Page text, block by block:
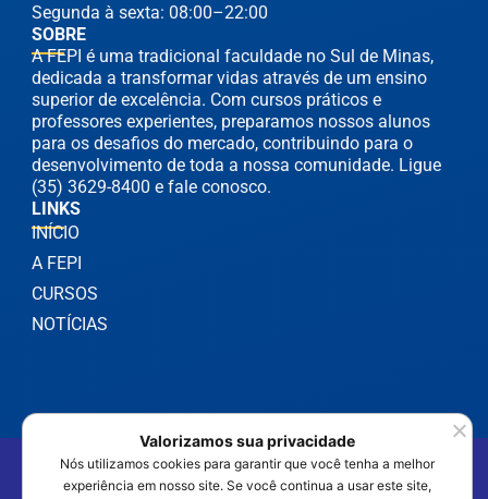
SOBRE
A FEPI é uma tradicional faculdade no Sul de Minas,
dedicada a transformar vidas através de um ensino
superior de excelência. Com cursos práticos e
professores experientes, preparamos nossos alunos
para os desafios do mercado, contribuindo para o
desenvolvimento de toda a nossa comunidade. Ligue
(35) 3629-8400 e fale conosco.
LINKS
INÍCIO
A FEPI
CURSOS
NOTÍCIAS
Segunda à sexta: 08:00–22:00
©2025 FEPI Itajubá - Todos os Direitos Reservados
Política de Privacidade
Valorizamos sua privacidade
Nós utilizamos cookies para garantir que você tenha a melhor
experiência em nosso site. Se você continua a usar este site,